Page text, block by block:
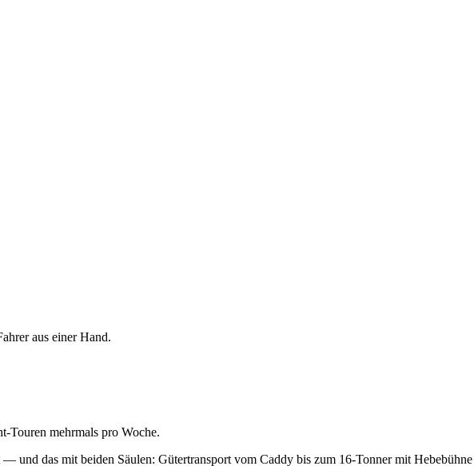
aus einer Hand.
Touren mehrmals pro Woche.
das mit beiden Säulen: Gütertransport vom Caddy bis zum 16-Tonner mit